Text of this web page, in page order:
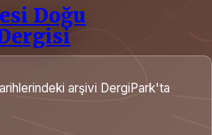
Doğu
arşivi DergiPark'ta